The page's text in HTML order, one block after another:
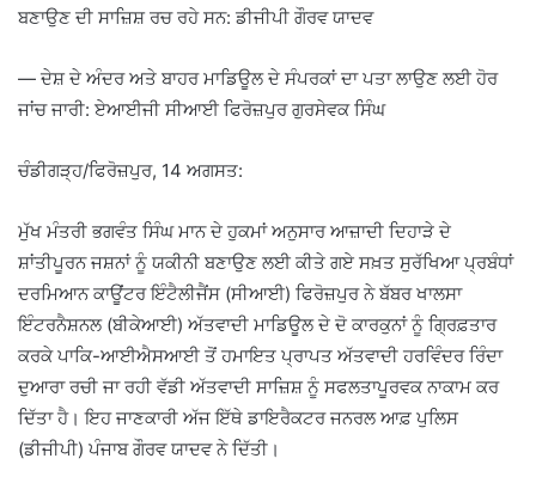
ਬਣਾਉਣ ਦੀ ਸਾਜ਼ਿਸ਼ ਰਚ ਰਹੇ ਸਨ: ਡੀਜੀਪੀ ਗੌਰਵ ਯਾਦਵ
— ਦੇਸ਼ ਦੇ ਅੰਦਰ ਅਤੇ ਬਾਹਰ ਮਾਡਿਊਲ ਦੇ ਸੰਪਰਕਾਂ ਦਾ ਪਤਾ ਲਾਉਣ ਲਈ ਹੋਰ
ਜਾਂਚ ਜਾਰੀ: ਏਆਈਜੀ ਸੀਆਈ ਫਿਰੋਜ਼ਪੁਰ ਗੁਰਸੇਵਕ ਸਿੰਘ
ਚੰਡੀਗੜ੍ਹ/ਫਿਰੋਜ਼ਪੁਰ, 14 ਅਗਸਤ:
ਮੁੱਖ ਮੰਤਰੀ ਭਗਵੰਤ ਸਿੰਘ ਮਾਨ ਦੇ ਹੁਕਮਾਂ ਅਨੁਸਾਰ ਆਜ਼ਾਦੀ ਦਿਹਾੜੇ ਦੇ
ਸ਼ਾਂਤੀਪੂਰਨ ਜਸ਼ਨਾਂ ਨੂੰ ਯਕੀਨੀ ਬਣਾਉਣ ਲਈ ਕੀਤੇ ਗਏ ਸਖ਼ਤ ਸੁਰੱਖਿਆ ਪ੍ਰਬੰਧਾਂ
ਦਰਮਿਆਨ ਕਾਊਂਟਰ ਇੰਟੈਲੀਜੈਂਸ (ਸੀਆਈ) ਫਿਰੋਜ਼ਪੁਰ ਨੇ ਬੱਬਰ ਖਾਲਸਾ
ਇੰਟਰਨੈਸ਼ਨਲ (ਬੀਕੇਆਈ) ਅੱਤਵਾਦੀ ਮਾਡਿਊਲ ਦੇ ਦੋ ਕਾਰਕੁਨਾਂ ਨੂੰ ਗ੍ਰਿਫ਼ਤਾਰ
ਕਰਕੇ ਪਾਕਿ-ਆਈਐਸਆਈ ਤੋਂ ਹਮਾਇਤ ਪ੍ਰਾਪਤ ਅੱਤਵਾਦੀ ਹਰਵਿੰਦਰ ਰਿੰਦਾ
ਦੁਆਰਾ ਰਚੀ ਜਾ ਰਹੀ ਵੱਡੀ ਅੱਤਵਾਦੀ ਸਾਜ਼ਿਸ਼ ਨੂੰ ਸਫਲਤਾਪੂਰਵਕ ਨਾਕਾਮ ਕਰ
ਦਿੱਤਾ ਹੈ। ਇਹ ਜਾਣਕਾਰੀ ਅੱਜ ਇੱਥੇ ਡਾਇਰੈਕਟਰ ਜਨਰਲ ਆਫ਼ ਪੁਲਿਸ
(ਡੀਜੀਪੀ) ਪੰਜਾਬ ਗੌਰਵ ਯਾਦਵ ਨੇ ਦਿੱਤੀ।